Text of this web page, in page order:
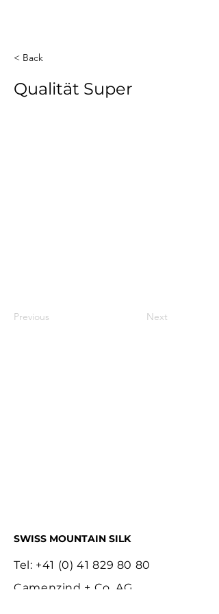
< Back
Qualität Super
Previous Next
SWISS MOUNTAIN SILK
Tel: +41 (0) 41 829 80 80
Camenzind + Co. AG